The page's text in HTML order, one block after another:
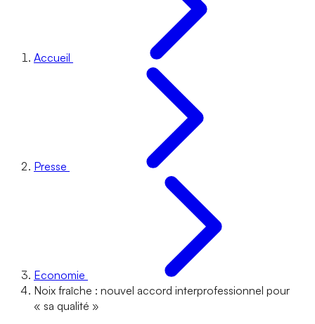
Accueil
Presse
Economie
Noix fraîche : nouvel accord interprofessionnel pour
« sa qualité »